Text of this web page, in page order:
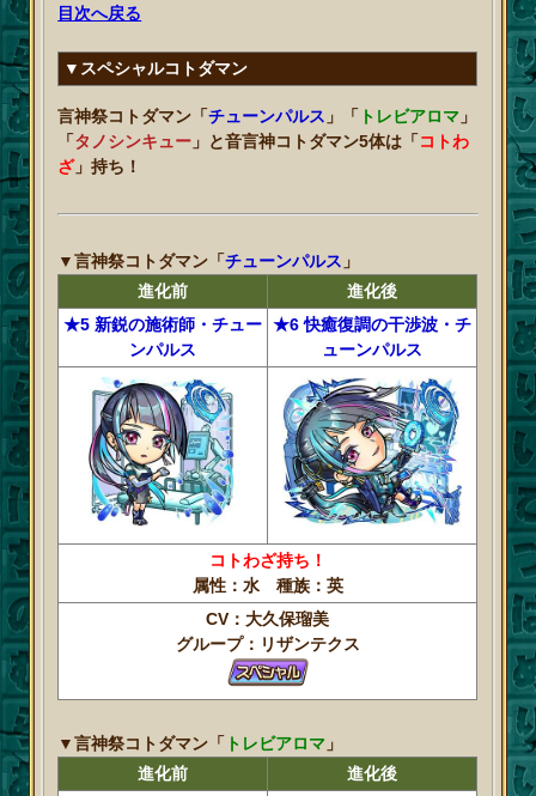
目次へ戻る
▼スペシャルコトダマン
言神祭コトダマン「チューンパルス 」「 トレビアロマ 」
「タノシンキュー 」と音言神コトダマン5体は「コトわ
ざ」持ち！
▼言神祭コトダマン「チューンパルス 」
進化前
進化後
★5 新鋭の施術師・チュー
ンパルス
★6 快癒復調の干渉波・チ
ューンパルス
コトわざ持ち！
属性：水 種族：英
CV：大久保瑠美
グループ：リザンテクス
▼言神祭コトダマン「 トレビアロマ 」
進化前
進化後